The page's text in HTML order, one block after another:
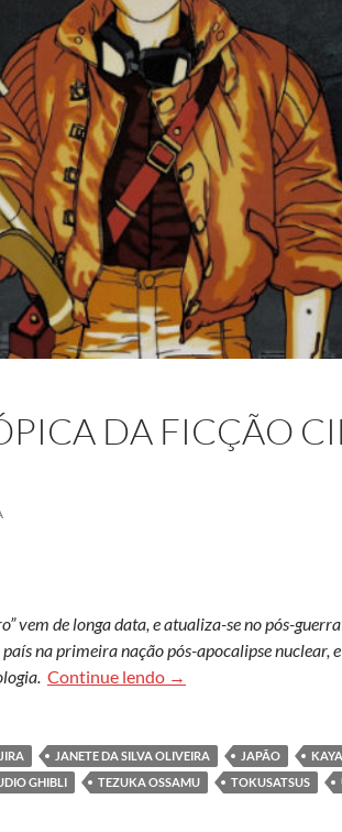
DA FICÇÃO
vem de longa data, e atualiza-se no pós-
na primeira nação pós-apocalipse nuclear, e
Continue lendo A utopia distópica da
→
JANETE DA SILVA OLIVEIRA JAPÃO
GHIBLI TEZUKA OSSAMU TOKUSATSUS